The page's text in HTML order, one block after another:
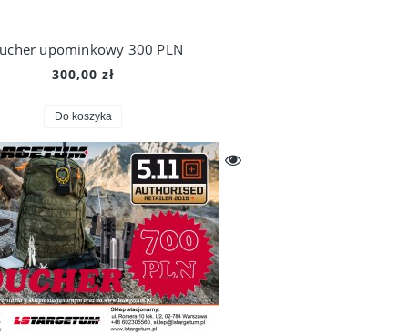
upominkowy 300 PLN
300,00 zł
Do koszyka